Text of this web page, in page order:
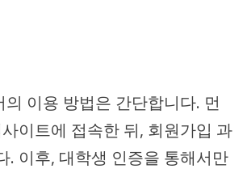
이용 방법은 간단합니다. 먼
이트에 접속한 뒤, 회원가입 과
. 이후, 대학생 인증을 통해서만